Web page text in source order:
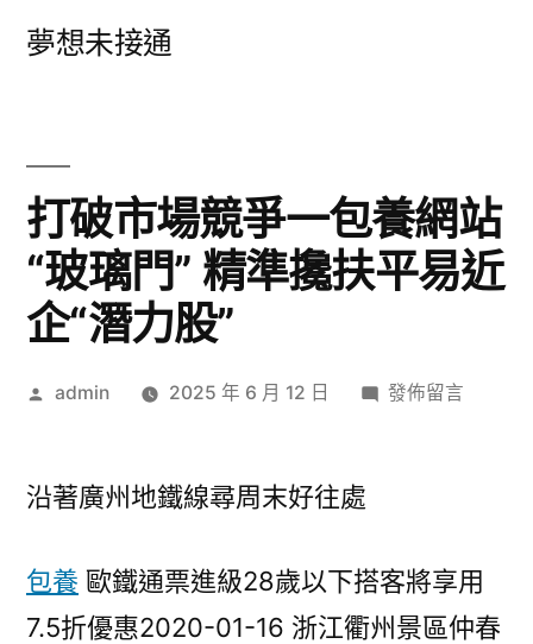
夢想未接通
打破市場競爭一包養網站
“玻璃門” 精準攙扶平易近
企“潛力股”
作
admin 2025 年 6 月 12 日
在
爭
一
發佈留言
沿著廣州地鐵線尋周末好往處
包養 歐鐵通票進級28歲以下搭客將享用
7.5折優惠2020-01-16 浙江衢州景區仲春